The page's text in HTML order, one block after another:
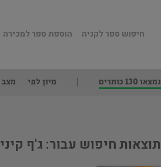
חיפוש ספר לקניה הוספת ספר למכירה
נמצאו 130 כותרים מיון לפי מצב
תוצאות חיפוש עבור: ג'ף קיני